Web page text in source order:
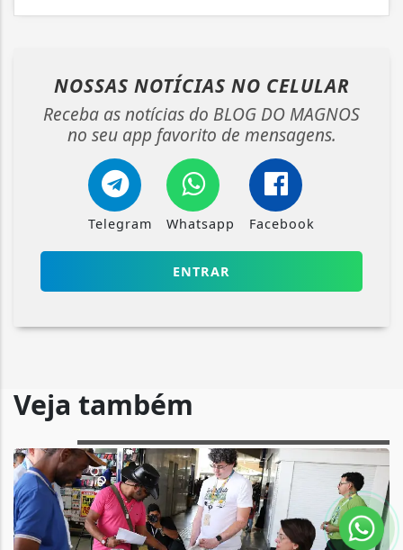
NOSSAS NOTÍCIAS NO CELULAR
Receba as notícias do BLOG DO MAGNOS
no seu app favorito de mensagens.
Telegram Whatsapp Facebook
ENTRAR
Veja também